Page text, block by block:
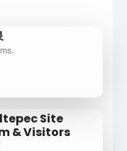
Site
& Visitors